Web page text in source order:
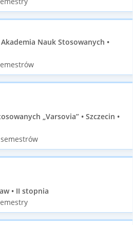
Nauk Stosowanych •
„Varsovia” • Szczecin •
• II stopnia